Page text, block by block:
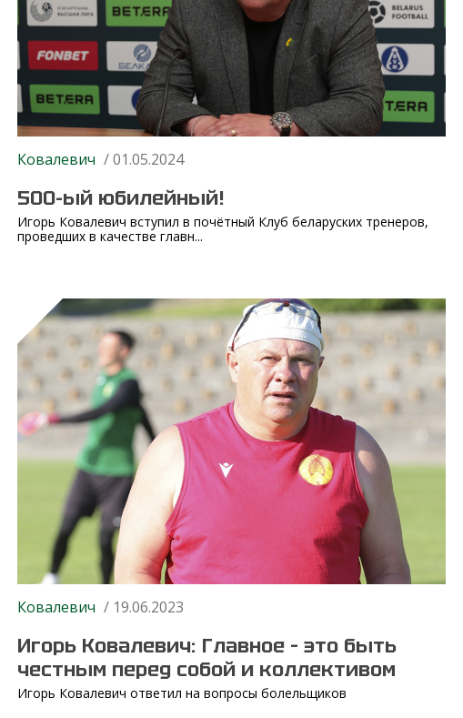
Ковалевич / 01.05.2024
500-ый юбилейный!
Игорь Ковалевич вступил в почётный Клуб беларуских тренеров,
проведших в качестве главн...
Ковалевич / 19.06.2023
Игорь Ковалевич: Главное – это быть
честным перед собой и коллективом
Игорь Ковалевич ответил на вопросы болельщиков